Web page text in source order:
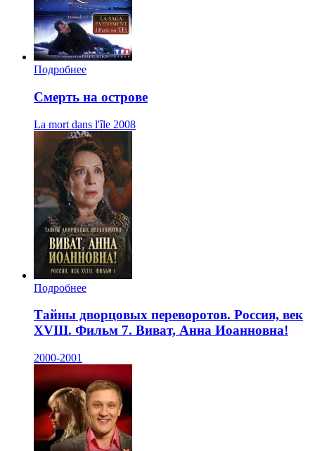
Подробнее
Смерть на острове
La mort dans l'île 2008
Подробнее
Тайны дворцовых переворотов. Россия, век
XVIII. Фильм 7. Виват, Анна Иоанновна!
2000-2001